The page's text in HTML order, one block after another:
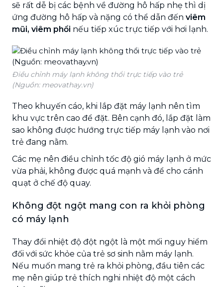
sẽ rất dễ bị các bệnh về đường hô hấp nhẹ thì dị
ứng đường hô hấp và nặng có thể dẫn đến viêm
mũi, viêm phổi nếu tiếp xúc trực tiếp với hơi lạnh.
Điều chỉnh máy lạnh không thổi trực tiếp vào trẻ
(Nguồn: meovathay.vn)
Theo khuyến cáo, khi lắp đặt máy lạnh nên tìm
khu vực trên cao để đặt. Bên cạnh đó, lắp đặt làm
sao không được hướng trực tiếp máy lạnh vào nơi
trẻ đang nằm.
Các mẹ nên điều chỉnh tốc độ gió máy lạnh ở mức
vừa phải, không được quá mạnh và để cho cánh
quạt ở chế độ quay.
Không đột ngột mang con ra khỏi phòng
có máy lạnh
Thay đổi nhiệt độ đột ngột là một mối nguy hiểm
đối với sức khỏe của trẻ sơ sinh nằm máy lạnh.
Nếu muốn mang trẻ ra khỏi phòng, đầu tiên các
mẹ nên giúp trẻ thích nghi nhiệt độ một cách